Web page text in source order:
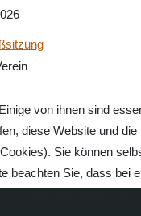
von ihnen sind
diese Website und die
Sie können
beachten Sie, dass bei